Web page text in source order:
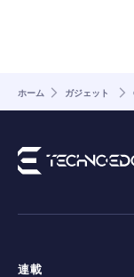
ホーム ガジェット
連載